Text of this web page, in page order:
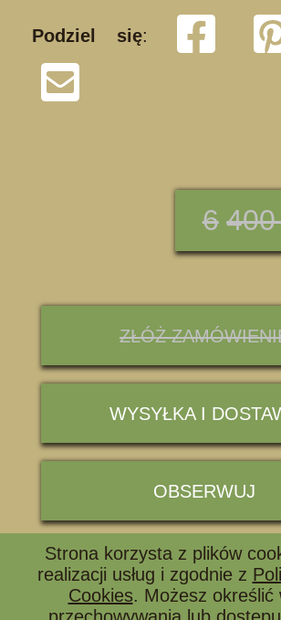
Podziel się:
6
ZŁÓŻ
WYSYŁKA I
OBSERWUJ
📞 ZADZWOŃ I
Strona korzysta z plików
realizacji usług i zgodnie z
Cookies. Możesz określić